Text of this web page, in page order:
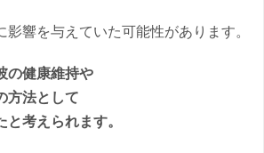
響を与えていた可能性があります。
の健康維持や
方法として
考えられます。